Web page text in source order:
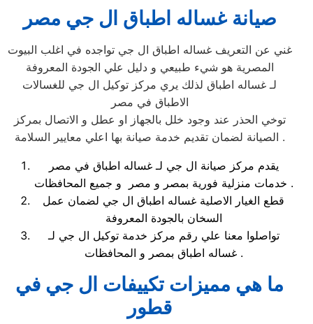
صيانة غساله اطباق ال جي مصر
غني عن التعريف غساله اطباق ال جي تواجده في اغلب البيوت
المصرية هو شيء طبيعي و دليل علي الجودة المعروفة
لـ غساله اطباق لذلك يري مركز توكيل ال جي للغسالات
الاطباق في مصر
توخي الحذر عند وجود خلل بالجهاز او عطل و الاتصال بمركز
الصيانة لضمان تقديم خدمة صيانة بها اعلي معايير السلامة .
يقدم مركز صيانة ال جي لـ غساله اطباق في مصر
خدمات منزلية فورية بمصر و مصر و جميع المحافظات .
قطع الغيار الاصلية غساله اطباق ال جي لضمان عمل
السخان بالجودة المعروفة
تواصلوا معنا علي رقم مركز خدمة توكيل ال جي لـ
غساله اطباق بمصر و المحافظات .
ما هي مميزات تكييفات ال جي في
قطور